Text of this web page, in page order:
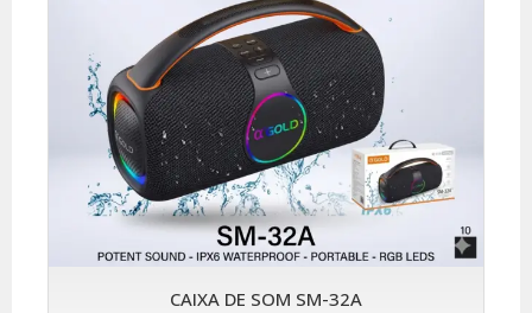
CAIXA DE SOM SM-32A